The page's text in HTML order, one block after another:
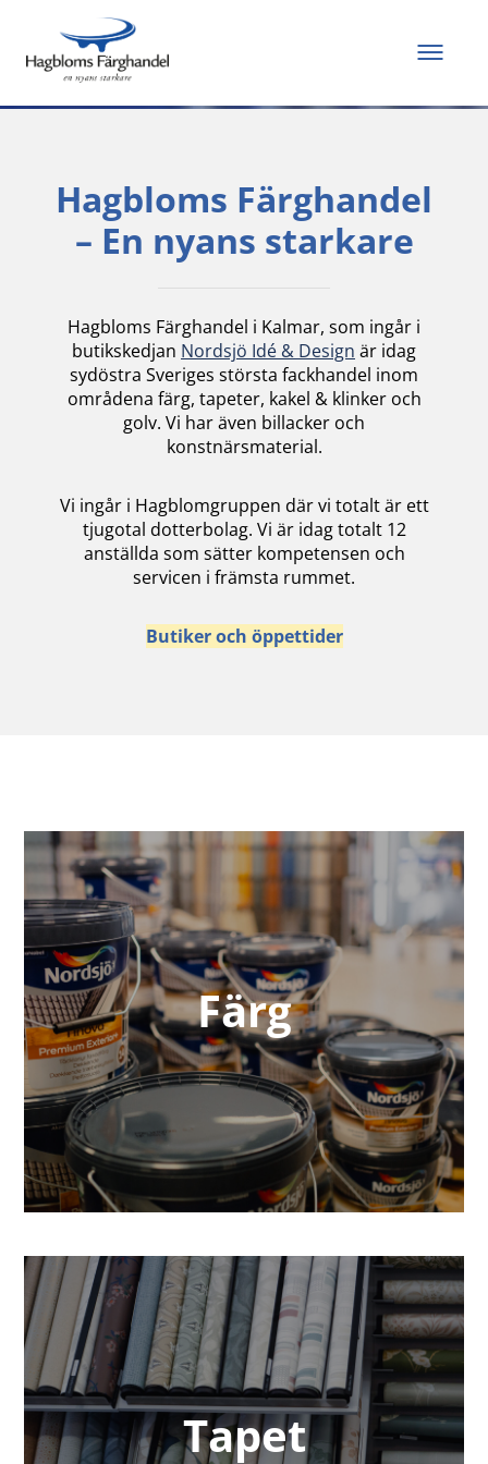
Allt du behöver för
att måla och renovera
Hagbloms Färghandel
– En nyans starkare
Hagbloms Färghandel i Kalmar, som ingår i
butikskedjan Nordsjö Idé & Design är idag
sydöstra Sveriges största fackhandel inom
områdena färg, tapeter, kakel & klinker och
golv. Vi har även billacker och
konstnärsmaterial.
Vi ingår i Hagblomgruppen där vi totalt är ett
tjugotal dotterbolag. Vi är idag totalt 12
anställda som sätter kompetensen och
servicen i främsta rummet.
Butiker och öppettider
Färg
Tapet